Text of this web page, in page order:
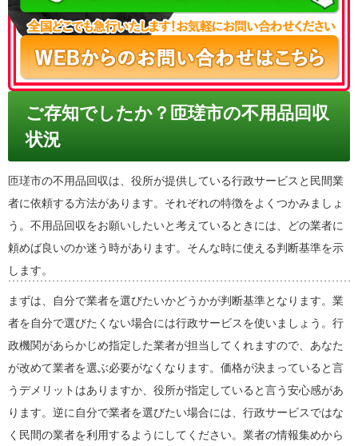
ご存知でしたか？匝瑳市の不用品回収
状況
匝瑳市の不用品回収は、役所が提供している行政サービスと民間業
者に依頼する方法があります。それぞれの特徴をよくつかみましょ
う。不用品回収をお願いしたいと考えているときには、どの業者に
頼めば良いのか迷う時があります。そんな時に使える判断基準を示
します。
まずは、自分で業者を選びたいかどうかが判断基準となります。業
者を自分で選びたくない場合には行政サービスを使いましょう。行
政機関があらかじめ指定した業者が担当してくれますので、あなた
が改めて業者を選ぶ必要がなくなります。価格が決まっていると言
うデメリットはありますか、役所が指定していると言う安心感があ
ります。逆に自分で業者を選びたい場合には、行政サービスではな
く民間の業者を利用するようにしてください。業者の情報集めから